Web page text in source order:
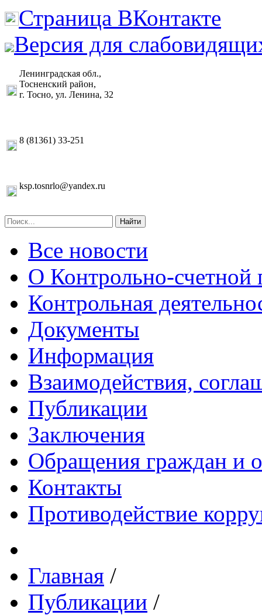
Страница ВКонтакте
Версия для
Ленинградская обл.,
Тосненский район,
г. Тосно, ул. Ленина, 32
8 (81361) 33-251
ksp.tosnrlo@yandex.ru
Найти
Все новости
О Контрольно-счетной
Контрольная
Документы
Информация
Взаимодействия,
Публикации
Заключения
Обращения граждан и
Контакты
Противодействие
Главная /
Публикации /